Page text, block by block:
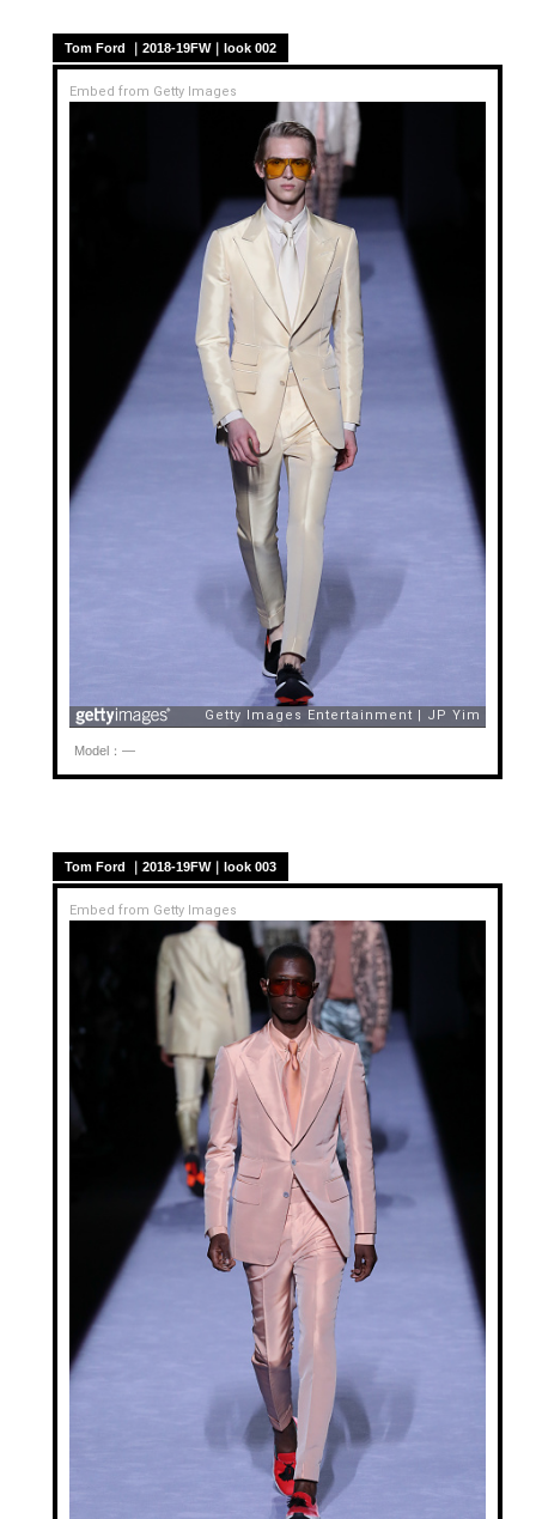
Tom Ford ｜2018-19FW｜look 002
Embed from Getty Images
Model：—
Tom Ford ｜2018-19FW｜look 003
Embed from Getty Images